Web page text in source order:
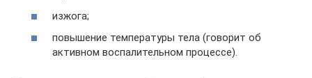
изжога;
повышение температуры тела (говорит об
активном воспалительном процессе).